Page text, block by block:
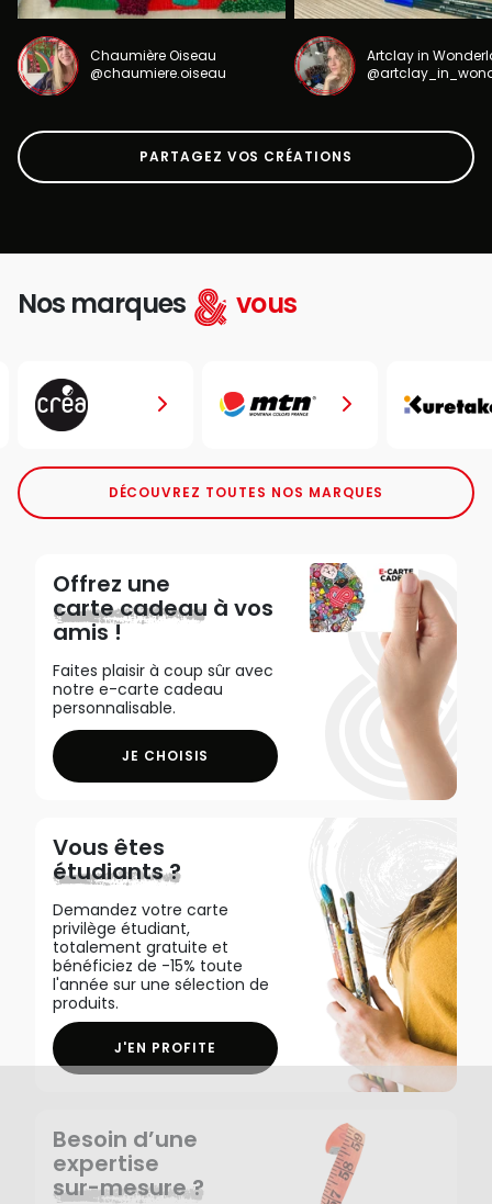
Chaumière Oiseau
@chaumiere.oiseau
Artclay in
PARTAGEZ VOS CRÉATIONS
Nos marques vous
DÉCOUVREZ TOUTES NOS MARQUES
Offrez une
carte cadeau à vos
amis !
Faites plaisir à coup sûr avec
notre e-carte cadeau
personnalisable.
JE CHOISIS
Vous êtes
étudiants ?
Demandez votre carte
privilège étudiant,
totalement gratuite et
bénéficiez de -15% toute
l'année sur une sélection de
produits.
J'EN PROFITE
Besoin d’une
expertise
sur-mesure ?